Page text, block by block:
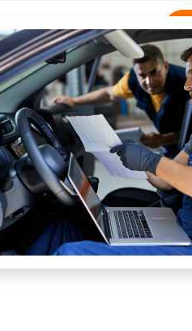
CONTATO
Unidade